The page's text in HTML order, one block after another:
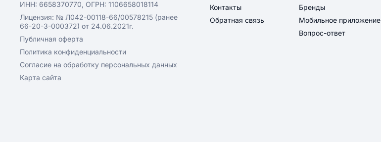
ИНН: 6658370770, ОГРН: 1106658018114
Лицензия: № Л042-00118-66/00578215 (ранее
66-20-3-000372) от 24.06.2021г.
Публичная оферта
Политика конфиденциальности
Согласие на обработку персональных данных
Карта сайта
Контакты
Обратная связь
Бренды
Мобильное приложение
Вопрос-ответ